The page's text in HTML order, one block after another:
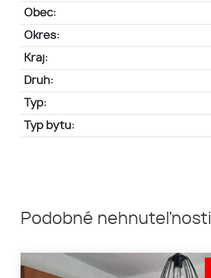
Obec:
Okres:
Kraj:
Druh:
Typ:
Typ bytu:
Podobné nehnuteľnosti